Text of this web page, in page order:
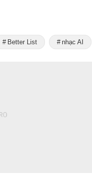
Better List nhạc AI